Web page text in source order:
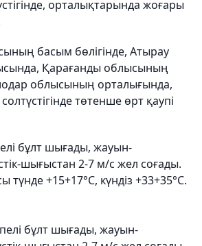
орталықтарында жоғары
басым бөлігінде, Атырау
Қарағанды облысының
облысының орталығында,
төтенше өрт қаупі
бұлт шығады, жауын-
шығыстан 2-7 м/с жел соғады.
түнде +15+17°С, күндіз +33+35°С.
бұлт шығады, жауын-